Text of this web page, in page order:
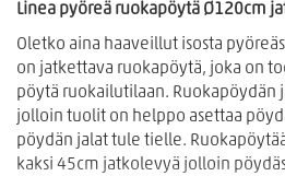
Linea pyöreä ruokapöytä Ø120cm
Oletko aina haaveillut isosta
on jatkettava ruokapöytä, joka on
pöytä ruokailutilaan. Ruokapöydän
jolloin tuolit on helppo asettaa
pöydän jalat tule tielle.
kaksi 45cm jatkolevyä jolloin